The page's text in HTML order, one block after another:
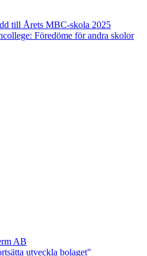
till Årets MBC-skola 2025
Föredöme för andra skolor
AB
utveckla bolaget"